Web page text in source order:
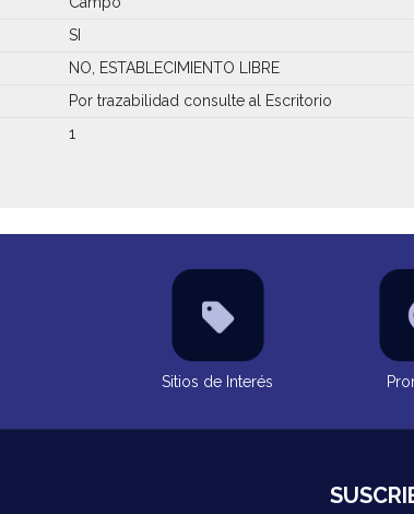
SI
NO, ESTABLECIMIENTO LIBRE
Por trazabilidad consulte al Escritorio
1
Sitios de Interés